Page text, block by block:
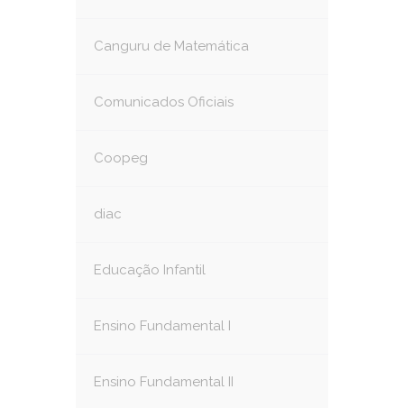
Canguru de Matemática
Comunicados Oficiais
Coopeg
diac
Educação Infantil
Ensino Fundamental I
Ensino Fundamental II